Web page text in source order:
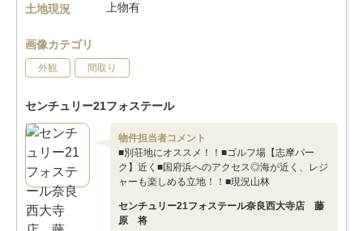
土地現況
上物有
画像カテゴリ
外観 間取り
センチュリー21フォステール
物件担当者コメント
■別荘地にオススメ！！■ゴルフ場【志摩パー
ク】近く■国府浜へのアクセス◎海が近く、レジ
ャーも楽しめる立地！！■現況山林
センチュリー21フォステール奈良西大寺店 藤
原 将